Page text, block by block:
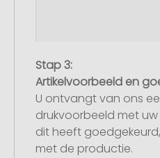
Stap 3:
Artikelvoorbeeld en
U ontvangt van ons
drukvoorbeeld met
dit heeft
met de productie.